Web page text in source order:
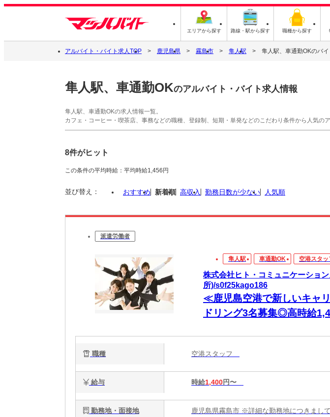
エリアから探す 路線・駅から探す 職種から探す
アルバイト・バイト求人TOP 鹿児島県 霧島市 隼人駅 隼人駅、車通勤OKのバイ
隼人駅、車通勤OKのアルバイト・バイト求人情報
隼人駅、車通勤OKの求人情報一覧。
カフェ・コーヒー・喫茶店、事務などの職種、登録制、短期・単発などのこだわり条件から人気の
8件がヒット
この条件の平均時給：平均時給1,456円
並び替え： おすすめ 新着順 高収入 勤務日数が少ない 人気順
派遣労働者
隼人駅 車通勤OK 空港スタッ
株式会社ヒト・コミュニケーショ
所)/s0f25kago186
≪鹿児島空港で新しいキャ
ドリング3名募集◎高時給
職種 空港スタッフ
給与 時給1,400円〜
勤務地・面接地
鹿児島県霧島市 ※詳細な勤務地につきまし